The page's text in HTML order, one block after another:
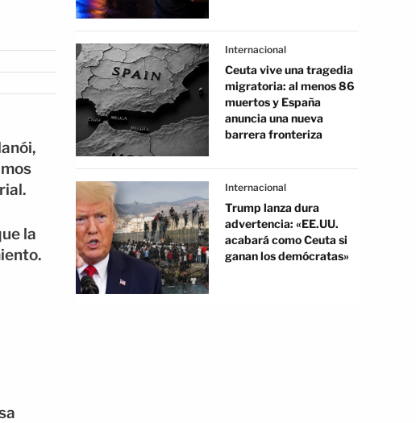
la
Internacional
Ceuta vive una tragedia
migratoria: al menos 86
muertos y España
anuncia una nueva
barrera fronteriza
Internacional
Trump lanza dura
advertencia: «EE.UU.
acabará como Ceuta si
ganan los demócratas»